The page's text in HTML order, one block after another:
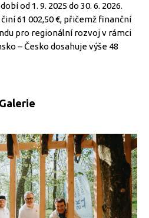
od 1. 9. 2025 do 30. 6. 2026.
61 002,50 €, přičemž finanční
pro regionální rozvoj v rámci
– Česko dosahuje výše 48
Galerie